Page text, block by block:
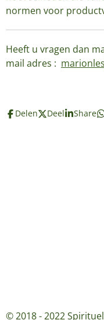
normen voor
Heeft u vragen dan
mail adres :
Delen Deel Share
© 2018 - 2022